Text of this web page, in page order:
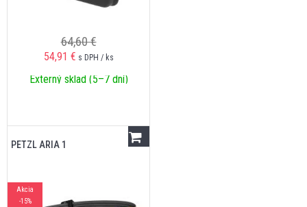
64,60 €
54,91 € s DPH / ks
Externý sklad (5–7 dní)
PETZL ARIA 1
Akcia
-15%